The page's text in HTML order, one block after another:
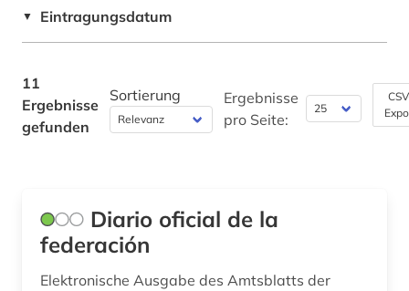
Wirtschaftswissenschaften (0)
Wissenschaftskunde, Forschung, Hochschul-,
spanien (1)
umfage (1)
venezuela (1)
vertrag (1)
▼ Eintragungsdatum
11
Ergebnisse
gefunden
Sortierung
Ergebnisse
pro Seite:
Diario oficial de la
federación
Elektronische Ausgabe des Amtsblatts der